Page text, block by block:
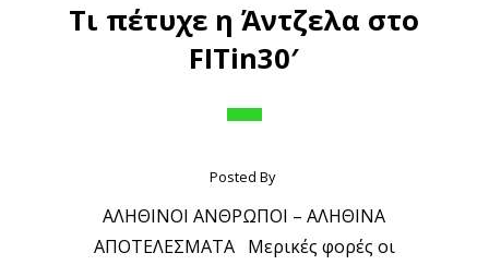
Τι πέτυχε η Άντζελα στο
FITin30′
Posted By
ΑΛΗΘΙΝΟΙ ΑΝΘΡΩΠΟΙ – ΑΛΗΘΙΝΑ
ΑΠΟΤΕΛΕΣΜΑΤΑ Μερικές φορές οι